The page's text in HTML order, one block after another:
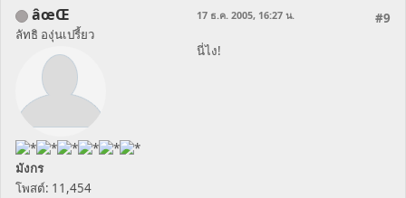
âœŒ
ลัทธิ องุ่นเปรี้ยว
มังกร
โพสต์: 11,454
#9
17 ธ.ค. 2005, 16:27 น.
นี่ไง!